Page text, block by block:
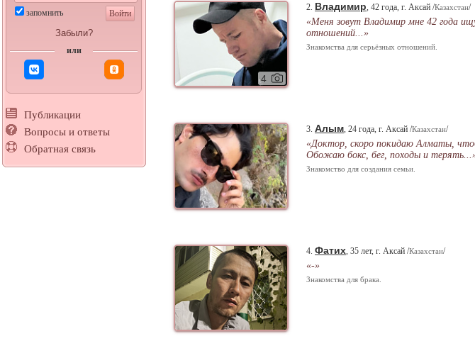
запомнить Войти
Забыли?
или
Публикации
Вопросы и ответы
Обратная связь
4
2. Владимир, 42 года, г. Аксай /Казахстан/
«Меня зовут Владимир мне 42 года
отношений...»
Знакомства для серьёзных отношений.
3. Алым, 24 года, г. Аксай /Казахстан/
«Доктор, скоро покидаю Алматы,
Обожаю бокс, бег, походы и
Знакомство для создания семьи.
4. Фатих, 35 лет, г. Аксай /Казахстан/
«-»
Знакомства для брака.